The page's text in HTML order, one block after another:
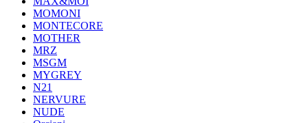
MOMONI
MONTECORE
MOTHER
MRZ
MSGM
MYGREY
N21
NERVURE
NUDE